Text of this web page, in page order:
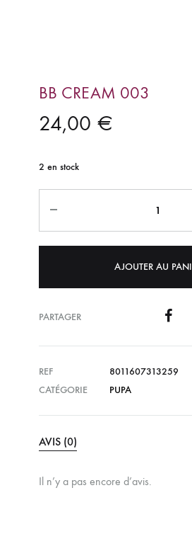
BB CREAM 003
24,00 €
2 en stock
AJOUTER AU
PARTAGER
REF
8011607313259
CATÉGORIE
PUPA
AVIS (0)
Il n’y a pas encore d’avis.